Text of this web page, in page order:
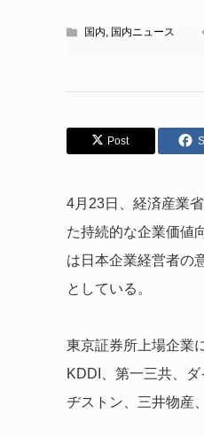
国内, 国内ニュース
Post
4月23日、経済産業
た持続的な企業価値
は日本企業経営者の
としている。
東京証券所上場企業
KDDI、第一三共、
ヂストン、三井物産